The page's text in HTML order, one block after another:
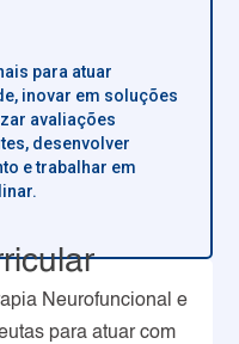
para atuar
inovar em soluções
avaliações
desenvolver
e trabalhar em
Neurofuncional e
para atuar com